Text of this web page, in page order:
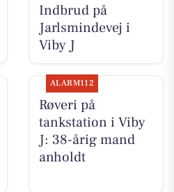
Indbrud på
Jarlsmindevej i
Viby J
ALARM112
Røveri på
tankstation i Viby
J: 38-årig mand
anholdt